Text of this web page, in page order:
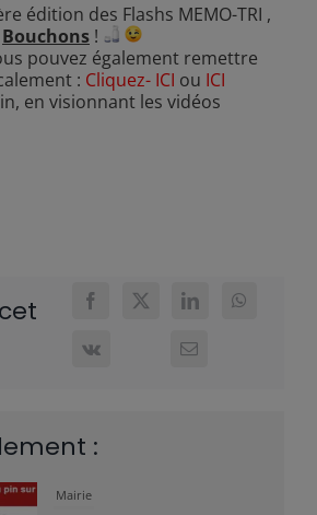
édition des Flashs MEMO-TRI ,
Bouchons!
pouvez également remettre
: Cliquez- ICI ou ICI
en visionnant les vidéos
:
Mairie